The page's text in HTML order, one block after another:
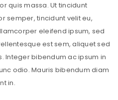
quis massa. Ut tincidunt
semper, tincidunt velit eu,
eleifend ipsum, sed
est sem, aliquet sed
Integer bibendum ac ipsum in
odio. Mauris bibendum diam
in.